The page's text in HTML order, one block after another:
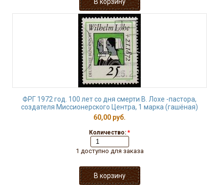
ФРГ 1972 год. 100 лет со дня смерти В. Лохе -пастора,
создателя Миссионерского Центра, 1 марка (гашёная)
60,00 руб.
Количество: *
1 доступно для заказа